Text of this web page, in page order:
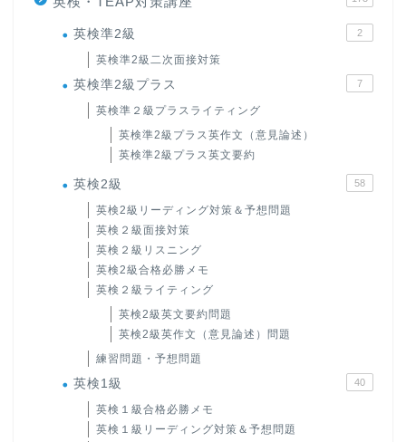
英検準2級 2
英検準2級二次面接対策
英検準2級プラス 7
英検準２級プラスライティング
英検準2級プラス英作文（意見論述）
英検準2級プラス英文要約
英検2級 58
英検2級リーディング対策＆予想問題
英検２級面接対策
英検２級リスニング
英検2級合格必勝メモ
英検２級ライティング
英検2級英文要約問題
英検2級英作文（意見論述）問題
練習問題・予想問題
英検1級 40
英検１級合格必勝メモ
英検１級リーディング対策＆予想問題